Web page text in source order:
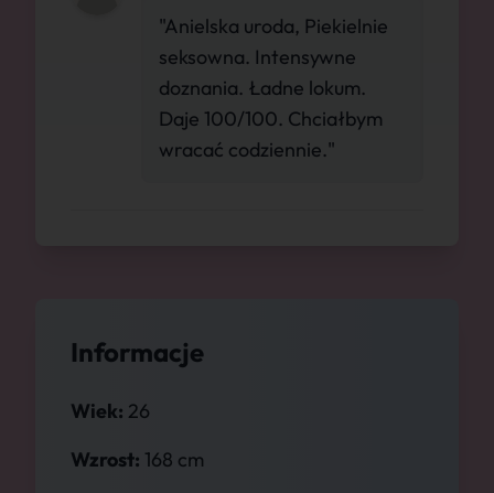
Informacje
Wiek: 26
Wzrost: 168 cm
"Anielska uroda, Piekielnie
seksowna. Intensywne
doznania. Ładne lokum.
Daje 100/100. Chciałbym
wracać codziennie."